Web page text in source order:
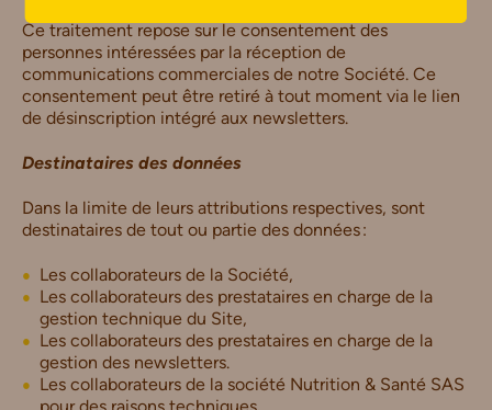
Ce traitement repose sur le consentement des
personnes intéressées par la réception de
communications commerciales de notre Société. Ce
consentement peut être retiré à tout moment via le lien
de désinscription intégré aux newsletters.
Destinataires des données
Dans la limite de leurs attributions respectives, sont
destinataires de tout ou partie des données :
Les collaborateurs de la Société,
Les collaborateurs des prestataires en charge de la
gestion technique du Site,
Les collaborateurs des prestataires en charge de la
gestion des newsletters.
Les collaborateurs de la société Nutrition & Santé SAS